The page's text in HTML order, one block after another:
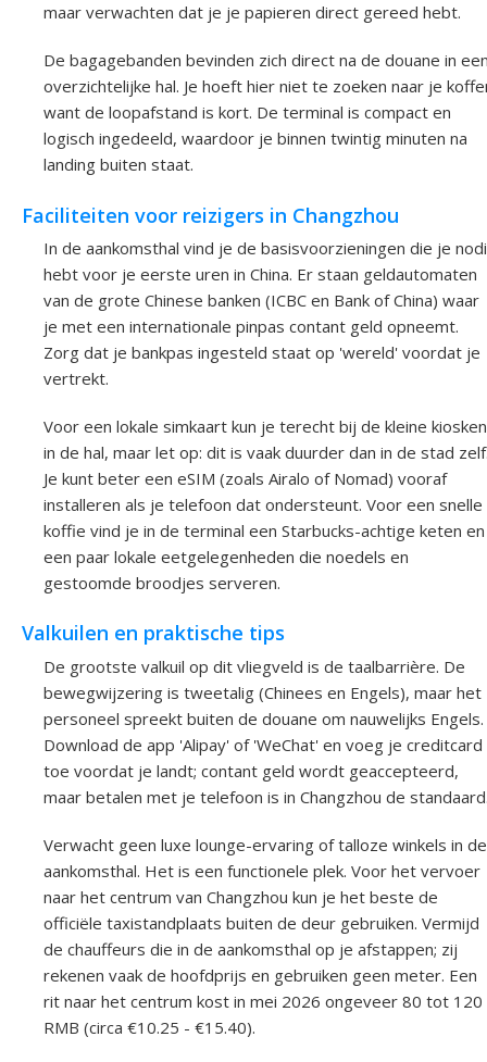
maar verwachten dat je je papieren direct gereed hebt.
De bagagebanden bevinden zich direct na de douane in
overzichtelijke hal. Je hoeft hier niet te zoeken naar je
want de loopafstand is kort. De terminal is compact en
logisch ingedeeld, waardoor je binnen twintig minuten na
landing buiten staat.
Faciliteiten voor reizigers in Changzhou
In de aankomsthal vind je de basisvoorzieningen die je
hebt voor je eerste uren in China. Er staan geldautomaten
van de grote Chinese banken (ICBC en Bank of China) waar
je met een internationale pinpas contant geld opneemt.
Zorg dat je bankpas ingesteld staat op 'wereld' voordat je
vertrekt.
Voor een lokale simkaart kun je terecht bij de kleine kiosken
in de hal, maar let op: dit is vaak duurder dan in de stad
Je kunt beter een eSIM (zoals Airalo of Nomad) vooraf
installeren als je telefoon dat ondersteunt. Voor een snelle
koffie vind je in de terminal een Starbucks-achtige keten en
een paar lokale eetgelegenheden die noedels en
gestoomde broodjes serveren.
Valkuilen en praktische tips
De grootste valkuil op dit vliegveld is de taalbarrière. De
bewegwijzering is tweetalig (Chinees en Engels), maar het
personeel spreekt buiten de douane om nauwelijks Engels.
Download de app 'Alipay' of 'WeChat' en voeg je creditcard
toe voordat je landt; contant geld wordt geaccepteerd,
maar betalen met je telefoon is in Changzhou de
Verwacht geen luxe lounge-ervaring of talloze winkels in de
aankomsthal. Het is een functionele plek. Voor het vervoer
naar het centrum van Changzhou kun je het beste de
officiële taxistandplaats buiten de deur gebruiken. Vermijd
de chauffeurs die in de aankomsthal op je afstappen; zij
rekenen vaak de hoofdprijs en gebruiken geen meter. Een
rit naar het centrum kost in mei 2026 ongeveer 80 tot 120
RMB (circa €10.25 - €15.40).